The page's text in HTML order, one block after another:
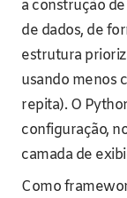
a construção
de dados, de
estrutura
usando menos
repita). O
configuração,
camada de
Como